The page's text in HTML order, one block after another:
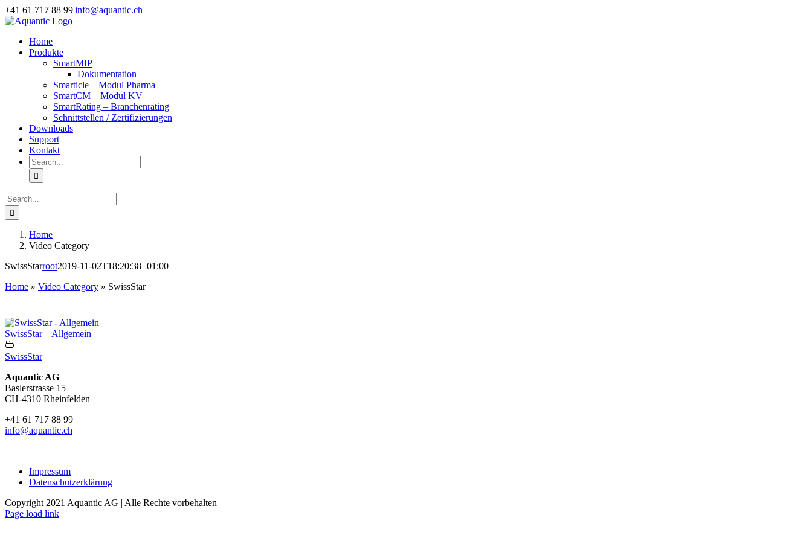
Skip
to
+41 61 717 88 99|info@aquantic.ch
Home
Produkte
SmartMIP
Dokumentation
Smarticle – Modul Pharma
SmartCM – Modul KV
SmartRating – Branchenrating
Schnittstellen / Zertifizierungen
Downloads
Support
Kontakt
Search
for:
Search
for:
Home
Video Category
SwissStarroot2019-11-02T18:20:38+01:00
Home » Video Category » SwissStar
SwissStar – Allgemein
SwissStar
Aquantic AG
Baslerstrasse 15
CH-4310 Rheinfelden
+41 61 717 88 99
info@aquantic.ch
Impressum
Datenschutzerklärung
Copyright 2021 Aquantic AG | Alle Rechte vorbehalten
Page load link